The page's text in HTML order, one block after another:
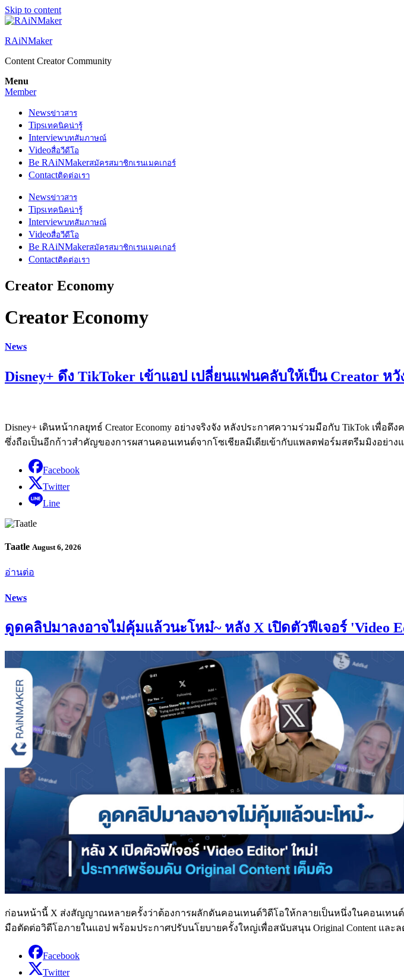
Skip to content
RAiNMaker
Content Creator Community
Menu
Member
Newsข่าวสาร
Tipsเทคนิคน่ารู้
Interviewบทสัมภาษณ์
Videoสื่อวีดีโอ
Be RAiNMakerสมัครสมาชิกเรนเมคเกอร์
Contactติดต่อเรา
Newsข่าวสาร
Tipsเทคนิคน่ารู้
Interviewบทสัมภาษณ์
Videoสื่อวีดีโอ
Be RAiNMakerสมัครสมาชิกเรนเมคเกอร์
Contactติดต่อเรา
Creator Economy
Creator Economy
News
Disney+ ดึง TikToker เข้าแอป เปลี่ยนแฟนคลับให้เป็น Creator หวั
Disney+ เดินหน้ากลยุทธ์ Creator Economy อย่างจริงจัง หลังประกาศความร่วมมือกับ TikTok เพื่
ซึ่งถือเป็นอีกก้าวสำคัญของการผสานคอนเทนต์จากโซเชียลมีเดียเข้ากับแพลตฟอร์มสตรีมมิงอย่าง
Facebook
Twitter
Line
Taatle August 6, 2026
อ่านต่อ
News
ดูดคลิปมาลงอาจไม่คุ้มแล้วนะโหม๋~ หลัง X เปิดตัวฟีเจอร์ 'Video
ก่อนหน้านี้ X ส่งสัญญาณหลายครั้งว่าต้องการผลักดันคอนเทนต์วิดีโอให้กลายเป็นหนึ่งในคอนเทน
มือตัดต่อวิดีโอภายในแอป พร้อมประกาศปรับนโยบายครั้งใหญ่เพื่อสนับสนุน Original Content และ
Facebook
Twitter